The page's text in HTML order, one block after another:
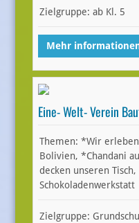
Zielgruppe: ab Kl. 5
Mehr
Eine- Welt- Verein
Themen: *Wir
Bolivien, *Chandani
decken unseren
Schokoladenwerkstatt
Zielgruppe: